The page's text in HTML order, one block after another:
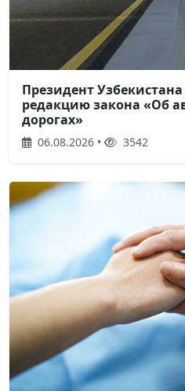
Президент
редакцию закона «Об
дорогах»
06.08.2026 • 3542